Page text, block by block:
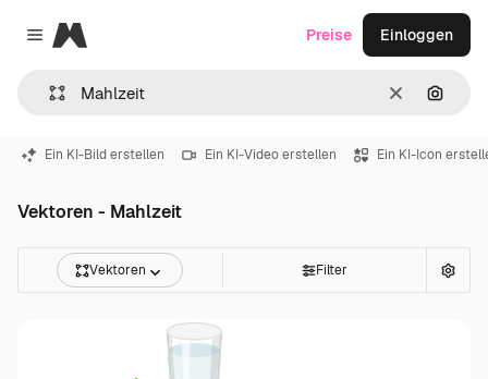
Close menu
Magnific
LöschenNach
Preise Einloggen
Ein KI-Bild erstellen Ein KI-Video erstellen Ein KI-Icon
Vektoren - Mahlzeit
Vektoren Filter